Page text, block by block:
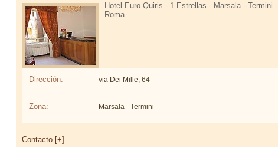
Hotel Euro Quiris - 1 Estrellas - Marsala - Termini -
Roma
Dirección: via Dei Mille, 64
Zona: Marsala - Termini
Contacto [+]